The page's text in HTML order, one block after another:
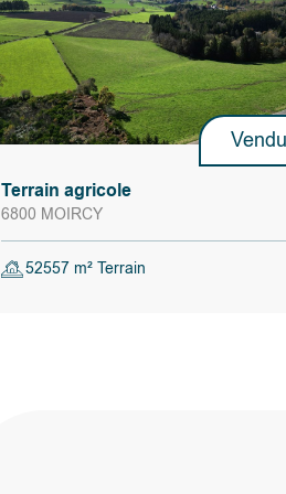
Vendu
Terrain agricole
6800 MOIRCY
52557 m² Terrain